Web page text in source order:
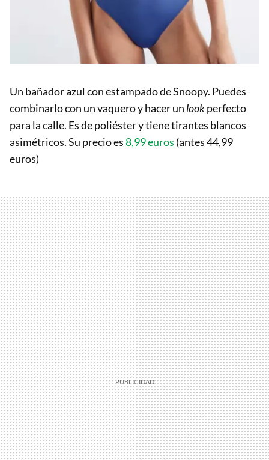
Un bañador azul con estampado de Snoopy. Puedes
combinarlo con un vaquero y hacer un lookperfecto
para la calle. Es de poliéster y tiene tirantes blancos
asimétricos. Su precio es8,99 euros (antes 44,99
euros)